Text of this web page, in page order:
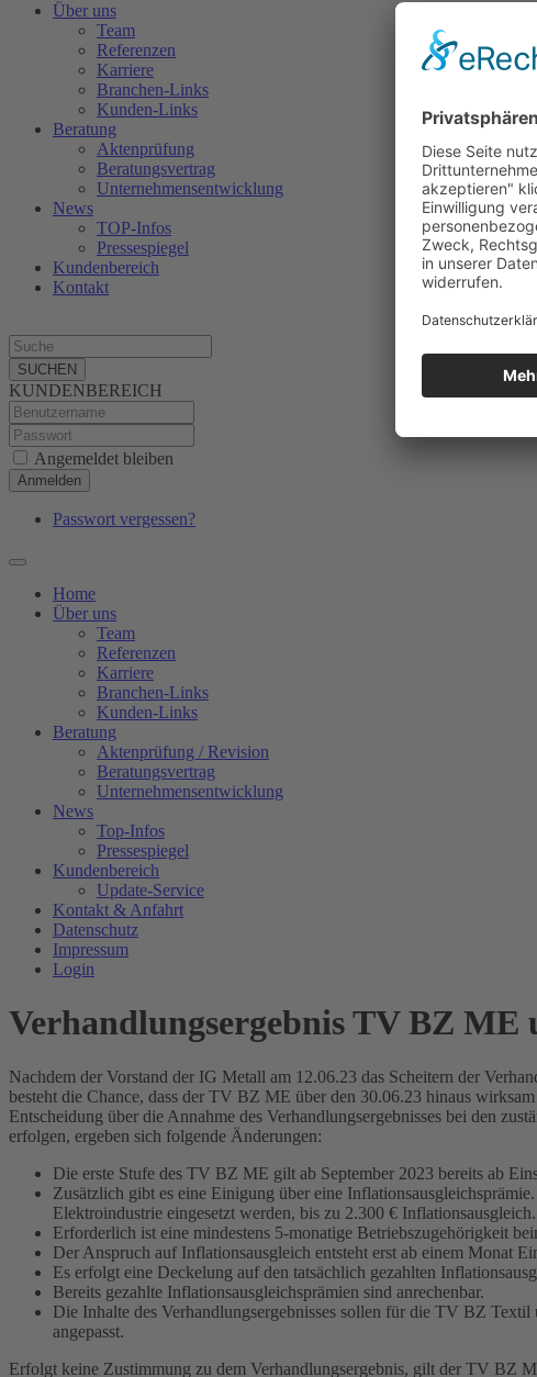
Über uns
Team
Referenzen
Karriere
Branchen-Links
Kunden-Links
Beratung
Aktenprüfung
Beratungsvertrag
Unternehmensentwicklung
News
TOP-Infos
Pressespiegel
Kundenbereich
Kontakt
SUCHEN
KUNDENBEREICH
Angemeldet bleiben
Anmelden
Passwort vergessen?
Home
Über uns
Team
Referenzen
Karriere
Branchen-Links
Kunden-Links
Beratung
Aktenprüfung / Revision
Beratungsvertrag
Unternehmensentwicklung
News
Top-Infos
Pressespiegel
Kundenbereich
Update-Service
Kontakt & Anfahrt
Datenschutz
Impressum
Login
Verhandlungsergebnis TV BZ ME
Nachdem der Vorstand der IG Metall am 12.06.23 das Scheitern der
besteht die Chance, dass der TV BZ ME über den 30.06.23 hinaus
Entscheidung über die Annahme des Verhandlungsergebnisses bei den
erfolgen, ergeben sich folgende Änderungen:
Die erste Stufe des TV BZ ME gilt ab September 2023 bereits ab
Zusätzlich gibt es eine Einigung über eine
Elektroindustrie eingesetzt werden, bis zu 2.300 €
Erforderlich ist eine mindestens 5-monatige Betriebszugehörigkeit
Der Anspruch auf Inflationsausgleich entsteht erst ab einem Monat
Es erfolgt eine Deckelung auf den tatsächlich gezahlten
Bereits gezahlte Inflationsausgleichsprämien sind anrechenbar.
Die Inhalte des Verhandlungsergebnisses sollen für die TV BZ
angepasst.
Erfolgt keine Zustimmung zu dem Verhandlungsergebnis, gilt der TV BZ